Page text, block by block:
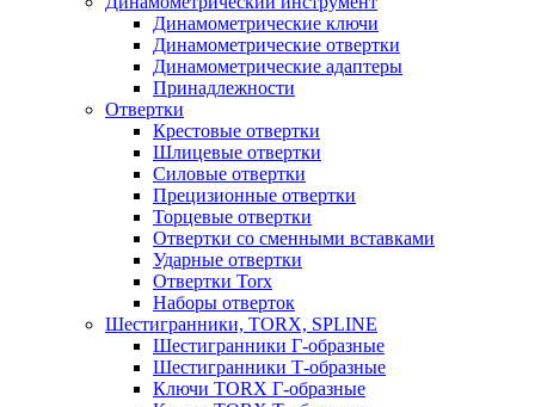
Динамометрические ключи
Динамометрические отвертки
Динамометрические адаптеры
Принадлежности
Отвертки
Крестовые отвертки
Шлицевые отвертки
Силовые отвертки
Прецизионные отвертки
Торцевые отвертки
Отвертки со сменными вставками
Ударные отвертки
Отвертки Torx
Наборы отверток
Шестигранники, TORX, SPLINE
Шестигранники Г-образные
Шестигранники Т-образные
Ключи TORX Г-образные